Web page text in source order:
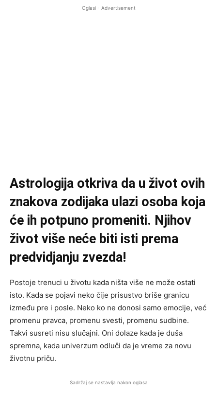
Oglasi - Advertisement
Astrologija otkriva da u život ovih
znakova zodijaka ulazi osoba koja
će ih potpuno promeniti. Njihov
život više neće biti isti prema
predvidjanju zvezda!
Postoje trenuci u životu kada ništa više ne može ostati
isto. Kada se pojavi neko čije prisustvo briše granicu
između pre i posle. Neko ko ne donosi samo emocije, već
promenu pravca, promenu svesti, promenu sudbine.
Takvi susreti nisu slučajni. Oni dolaze kada je duša
spremna, kada univerzum odluči da je vreme za novu
životnu priču.
Sadržaj se nastavlja nakon oglasa